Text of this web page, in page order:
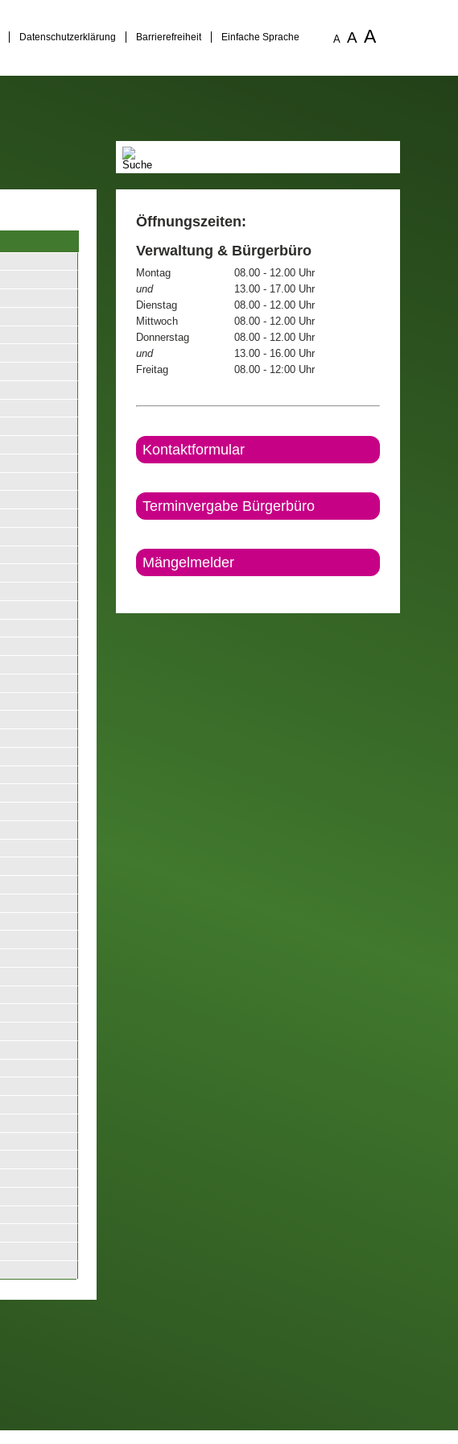
Datenschutzerklärung Barrierefreiheit Einfache Sprache A A A
Öffnungszeiten:
Verwaltung & Bürgerbüro
Montag
08.00 - 12.00 Uhr
und
13.00 - 17.00 Uhr
Dienstag
08.00 - 12.00 Uhr
Mittwoch
08.00 - 12.00 Uhr
Donnerstag
08.00 - 12.00 Uhr
und
13.00 - 16.00 Uhr
Freitag
08.00 - 12:00 Uhr
Kontaktformular
Terminvergabe Bürgerbüro
Mängelmelder